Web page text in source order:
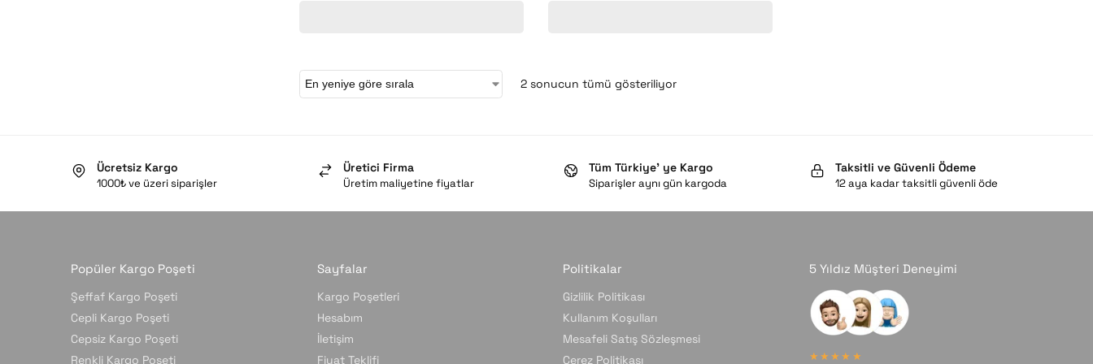
2 sonucun tümü gösteriliyor
Ücretsiz Kargo
1000₺ ve üzeri siparişler
Üretici Firma
Üretim maliyetine fiyatlar
Tüm Türkiye’ ye Kargo
Siparişler aynı gün kargoda
Taksitli ve Güvenli Ödeme
12 aya kadar taksitli güvenli öde
Popüler Kargo Poşeti
Şeffaf Kargo Poşeti
Cepli Kargo Poşeti
Cepsiz Kargo Poşeti
Renkli Kargo Poşeti
Sayfalar
Kargo Poşetleri
Hesabım
İletişim
Fiyat Teklifi
Politikalar
Gizlilik Politikası
Kullanım Koşulları
Mesafeli Satış Sözleşmesi
Çerez Politikası
5 Yıldız Müşteri Deneyimi
★★★★★